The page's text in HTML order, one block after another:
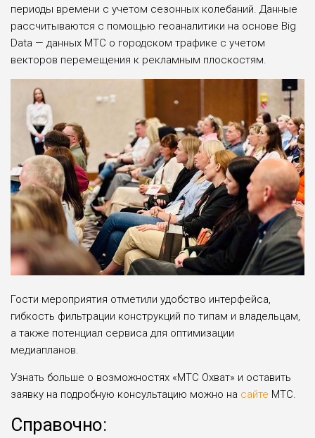
периоды времени с учетом сезонных колебаний. Данные
рассчитываются с помощью геоаналитики на основе Big
Data — данных МТС о городском трафике с учетом
векторов перемещения к рекламным плоскостям.
Гости мероприятия отметили удобство интерфейса,
гибкость фильтрации конструкций по типам и владельцам,
а также потенциал сервиса для оптимизации
медиапланов.
Узнать больше о возможностях «МТС Охват» и оставить
заявку на подробную консультацию можно на сайте МТС.
Справочно: